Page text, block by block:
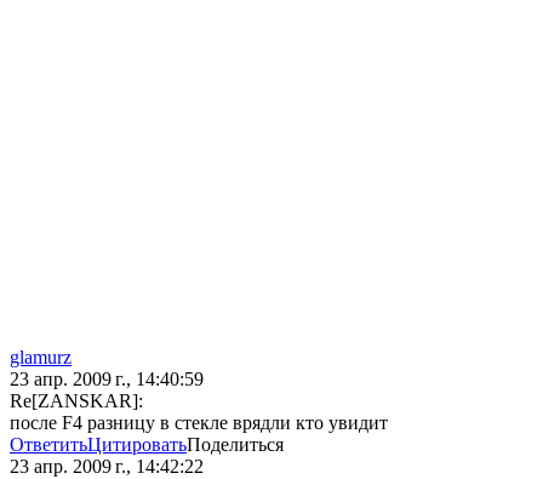
glamurz
23 апр. 2009 г., 14:40:59
Re[ZANSKAR]:
после F4 разницу в стекле врядли кто увидит
ОтветитьЦитироватьПоделиться
23 апр. 2009 г., 14:42:22